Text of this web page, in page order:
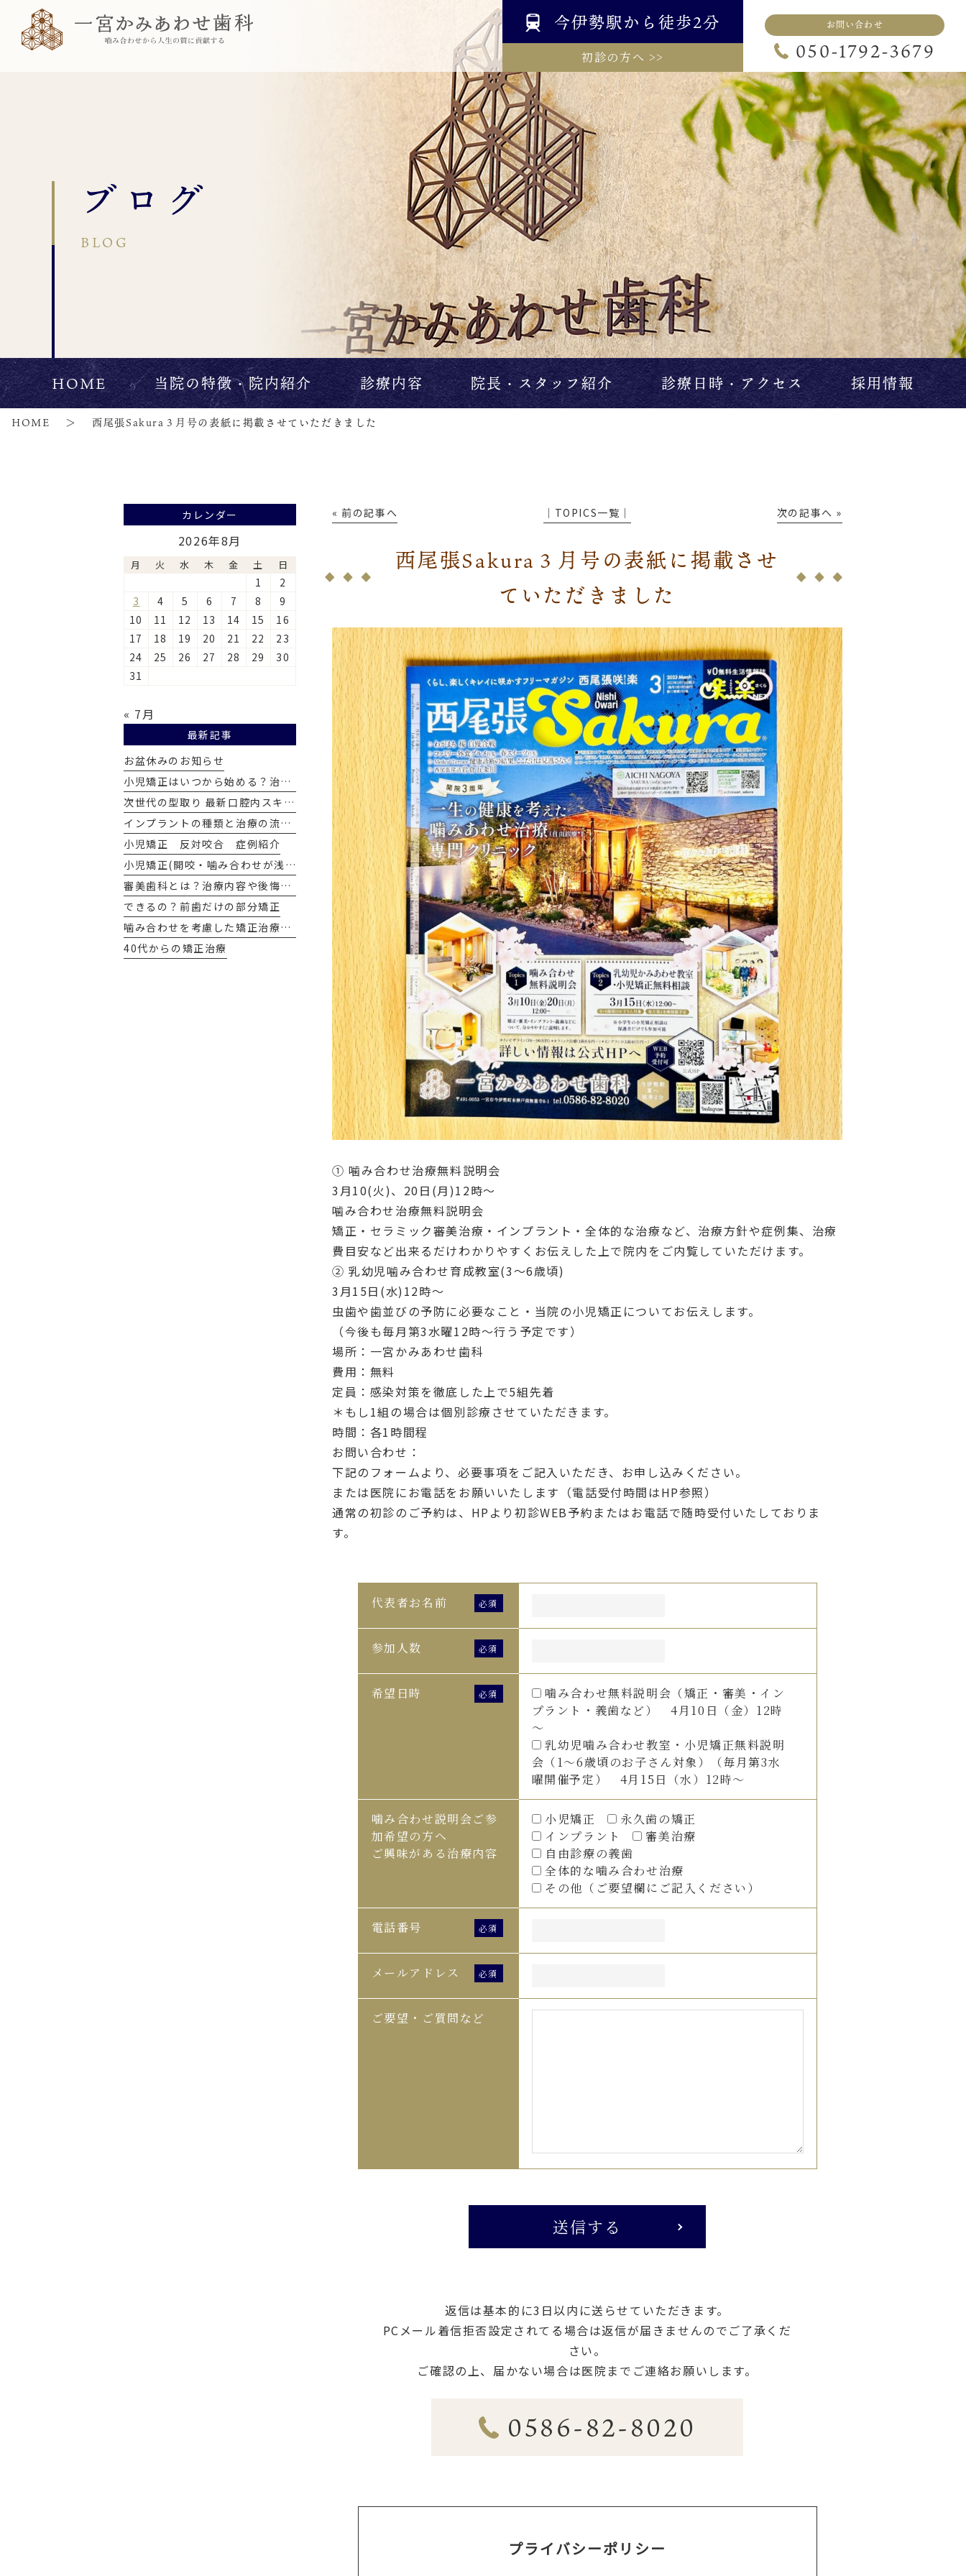
今伊勢駅から徒歩2分
初診の方へ >>
お問い合わせ
050-1792-3679
ブログ
BLOG
HOME 当院の特徴・院内紹介 診療内容 院長・スタッフ紹介 診療日時・アクセス 採用情報
HOME 西尾張Sakura３月号の表紙に掲載させていただきました
« 前の記事へ │TOPICS一覧│ 次の記事へ »
西尾張Sakura３月号の表紙に掲載させ
ていただきました
① 噛み合わせ治療無料説明会
3月10(火)、20日(月)12時〜
噛み合わせ治療無料説明会
矯正・セラミック審美治療・インプラント・全体的な治療など、治療方針や症例集、治療
費目安など出来るだけわかりやすくお伝えした上で院内をご内覧していただけます。
② 乳幼児噛み合わせ育成教室(3〜6歳頃)
3月15日(水)12時〜
虫歯や歯並びの予防に必要なこと・当院の小児矯正についてお伝えします。
（今後も毎月第3水曜12時〜行う予定です）
場所：一宮かみあわせ歯科
費用：無料
定員：感染対策を徹底した上で5組先着
＊もし1組の場合は個別診療させていただきます。
時間：各1時間程
お問い合わせ：
下記のフォームより、必要事項をご記入いただき、お申し込みください。
または医院にお電話をお願いいたします（電話受付時間はHP参照）
通常の初診のご予約は、HPより初診WEB予約またはお電話で随時受付いたしておりま
す。
代表者お名前
参加人数
希望日時
噛み合わせ無料説明会（矯正・審美・イン
プラント・義歯など） 4月10日（金）12時
～
乳幼児噛み合わせ教室・小児矯正無料説明
会（1～6歳頃のお子さん対象）（毎月第3水
曜開催予定） 4月15日（水）12時～
噛み合わせ説明会ご参
加希望の方へ
ご興味がある治療内容
小児矯正
永久歯の矯正
インプラント
審美治療
自由診療の義歯
全体的な噛み合わせ治療
その他（ご要望欄にご記入ください）
電話番号
メールアドレス
ご要望・ご質問など
返信は基本的に3日以内に送らせていただきます。
PCメール着信拒否設定されてる場合は返信が届きませんのでご了承くだ
さい。
ご確認の上、届かない場合は医院までご連絡お願いします。
0586-82-8020
プライバシーポリシー
カレンダー
2026年8月
月 火 水 木 金 土 日
1
2
3
4 5 6 7 8
9
10
11 12 13 14 15
16
17
18 19 20 21 22
23
24
25 26 27 28 29
30
31
« 7月
最新記事
お盆休みのお知らせ
小児矯正はいつから始める？治療時期やメリット・注意点
次世代の型取り 最新口腔内スキャナー『iTero Lumina（アイテロ ルミナ）』
インプラントの種類と治療の流れ｜一宮市の一宮かみあわせ歯科
小児矯正 反対咬合 症例紹介
小児矯正(開咬・噛み合わせが浅い)症例紹介
審美歯科とは？治療内容や後悔しないためのポイント
できるの？前歯だけの部分矯正
噛み合わせを考慮した矯正治療とは？
40代からの矯正治療